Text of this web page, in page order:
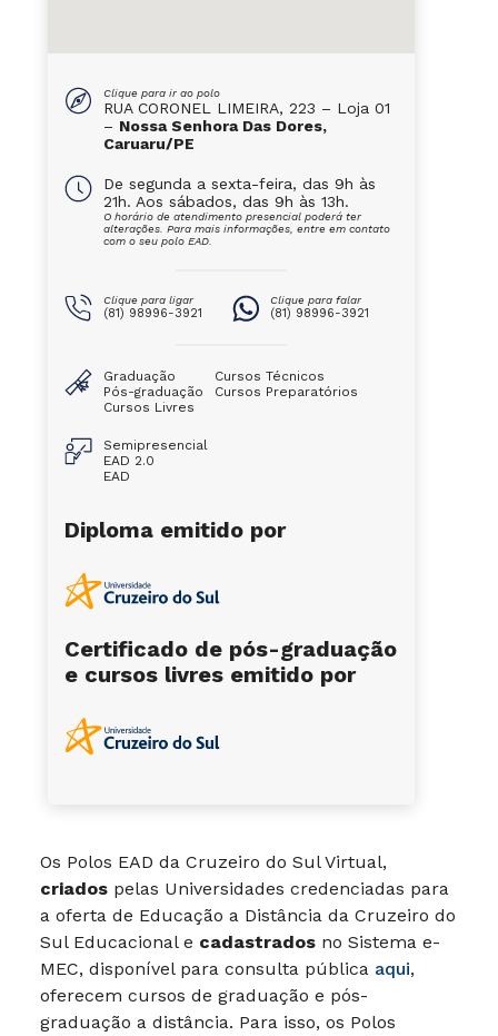
Os Polos EAD da Cruzeiro do Sul Virtual,
criados pelas Universidades credenciadas para
a oferta de Educação a Distância da Cruzeiro do
Sul Educacional e cadastrados no Sistema e-
MEC, disponível para consulta pública aqui,
oferecem cursos de graduação e pós-
graduação a distância. Para isso, os Polos
Clique para ir ao polo
RUA CORONEL LIMEIRA, 223 – Loja 01
– Nossa Senhora Das Dores,
Caruaru/PE
De segunda a sexta-feira, das 9h às
21h. Aos sábados, das 9h às 13h.
O horário de atendimento presencial poderá ter
alterações. Para mais informações, entre em contato
com o seu polo EAD.
Clique para ligar
(81) 98996-3921
Clique para falar
(81) 98996-3921
Graduação
Pós-graduação
Cursos Livres
Cursos Técnicos
Cursos Preparatórios
Semipresencial
EAD 2.0
EAD
Diploma emitido por
Certificado de pós-graduação
e cursos livres emitido por